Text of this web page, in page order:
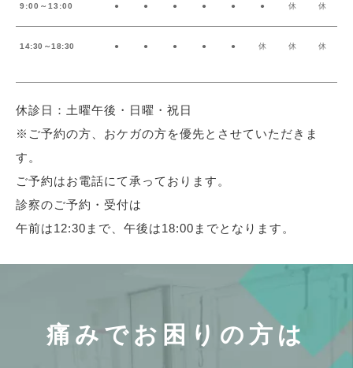
9:00～13:00 ● ● ● ● ● ● 休 休
14:30～18:30 ● ● ● ● ● 休 休 休
休診日：土曜午後・日曜・祝日
※ご予約の方、おケガの方を優先とさせていただきま
す。
ご予約はお電話にて承っております。
診察のご予約・受付は
午前は12:30まで、午後は18:00までとなります。
痛みでお困りの方は